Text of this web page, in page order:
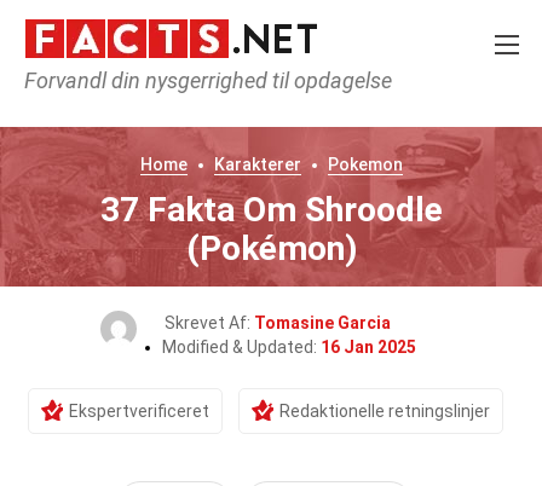
Forvandl din nysgerrighed til opdagelse
Home Karakterer Pokemon
37 Fakta Om Shroodle
(Pokémon)
Skrevet Af: Tomasine Garcia
Modified & Updated: 16 Jan 2025
Ekspertverificeret Redaktionelle retningslinjer